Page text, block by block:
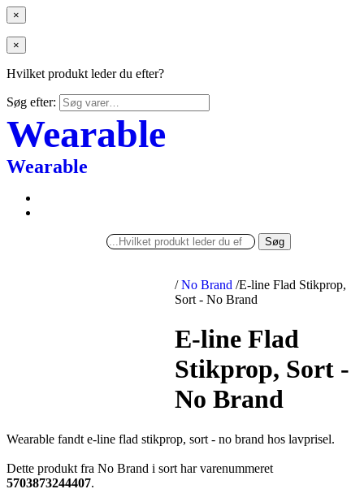
×
×
Hvilket produkt leder du efter?
Søg efter:
Wearable
Wearable
Søg
/ No Brand /E-line Flad Stikprop,
Sort - No Brand
E-line Flad
Stikprop, Sort -
No Brand
Wearable fandt e-line flad stikprop, sort - no brand hos lavprisel.
Dette produkt fra No Brand i sort har varenummeret
5703873244407.